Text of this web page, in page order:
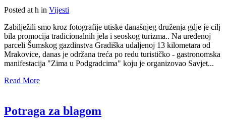
Posted at h in Vijesti
Zabilježili smo kroz fotografije utiske današnjeg druženja gdje je cilj
bila promocija tradicionalnih jela i seoskog turizma.. Na uređenoj
parceli Šumskog gazdinstva Gradiška udaljenoj 13 kilometara od
Mrakovice, danas je održana treća po redu turističko - gastronomska
manifestacija "Zima u Podgradcima" koju je organizovao Savjet...
Read More
Potraga za blagom